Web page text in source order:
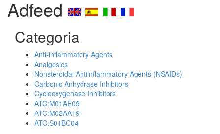
Adfeed
Categoria
Anti-inflammatory Agents
Analgesics
Nonsteroidal Antiinflammatory Agents (NSAIDs)
Carbonic Anhydrase Inhibitors
Cyclooxygenase Inhibitors
ATC:M01AE09
ATC:M02AA19
ATC:S01BC04